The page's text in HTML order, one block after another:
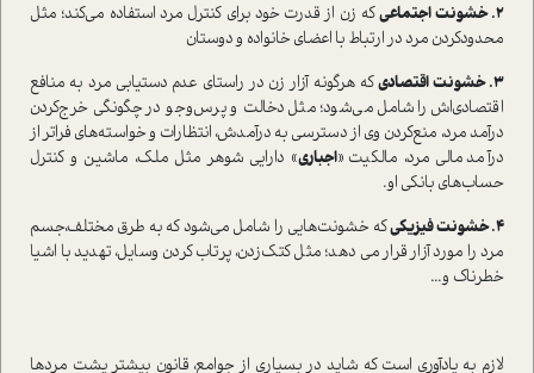
2. خشونت اجتماعی
که زن از قدرت خود برای کنترل مرد استفاده می‌کند؛ مثل
محدود‌کردن مرد در ارتباط با اعضای خانواده و دوستان
3. خشونت اقتصادی
که هرگونه آزار زن در راستای عدم دستیابی مرد به منافع
اقتصادی‌اش را شامل می‌شود؛ مثل دخالت و پرس‌و‌جو در چگونگی خرج‌کردن
درآمد مرد، منع‌کردن وی از دسترسی به درآمدش، انتظارات و خواسته‌های فراتر از
درآمد مالی مرد، مالکیت «اجباری» دارایی شوهر مثل ملک، ماشین و کنترل
حساب‌های بانکی او.
4. خشونت فیزیکی
که خشونت‌هایی را شامل می‌شود که به طرق مختلف،جسم
مرد را مورد آزار قرار می دهد؛ مثل کتک‌زدن، پرتاب کردن وسایل، تهدید با اشیا
خطرناک و...
لازم به یادآوری است که شاید در بسیاری از جوامع، قانون بیشتر پشت مردها